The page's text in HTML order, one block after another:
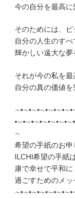
今の自分を最高に
そのためには、ビ
自分の人生のす
輝かしい遠大な夢
それが今の私を最
自分の真の価値を
∼
希望の手紙のお申
ILCHI希望の手紙
康で幸せで平和に
過ごすためのメッ